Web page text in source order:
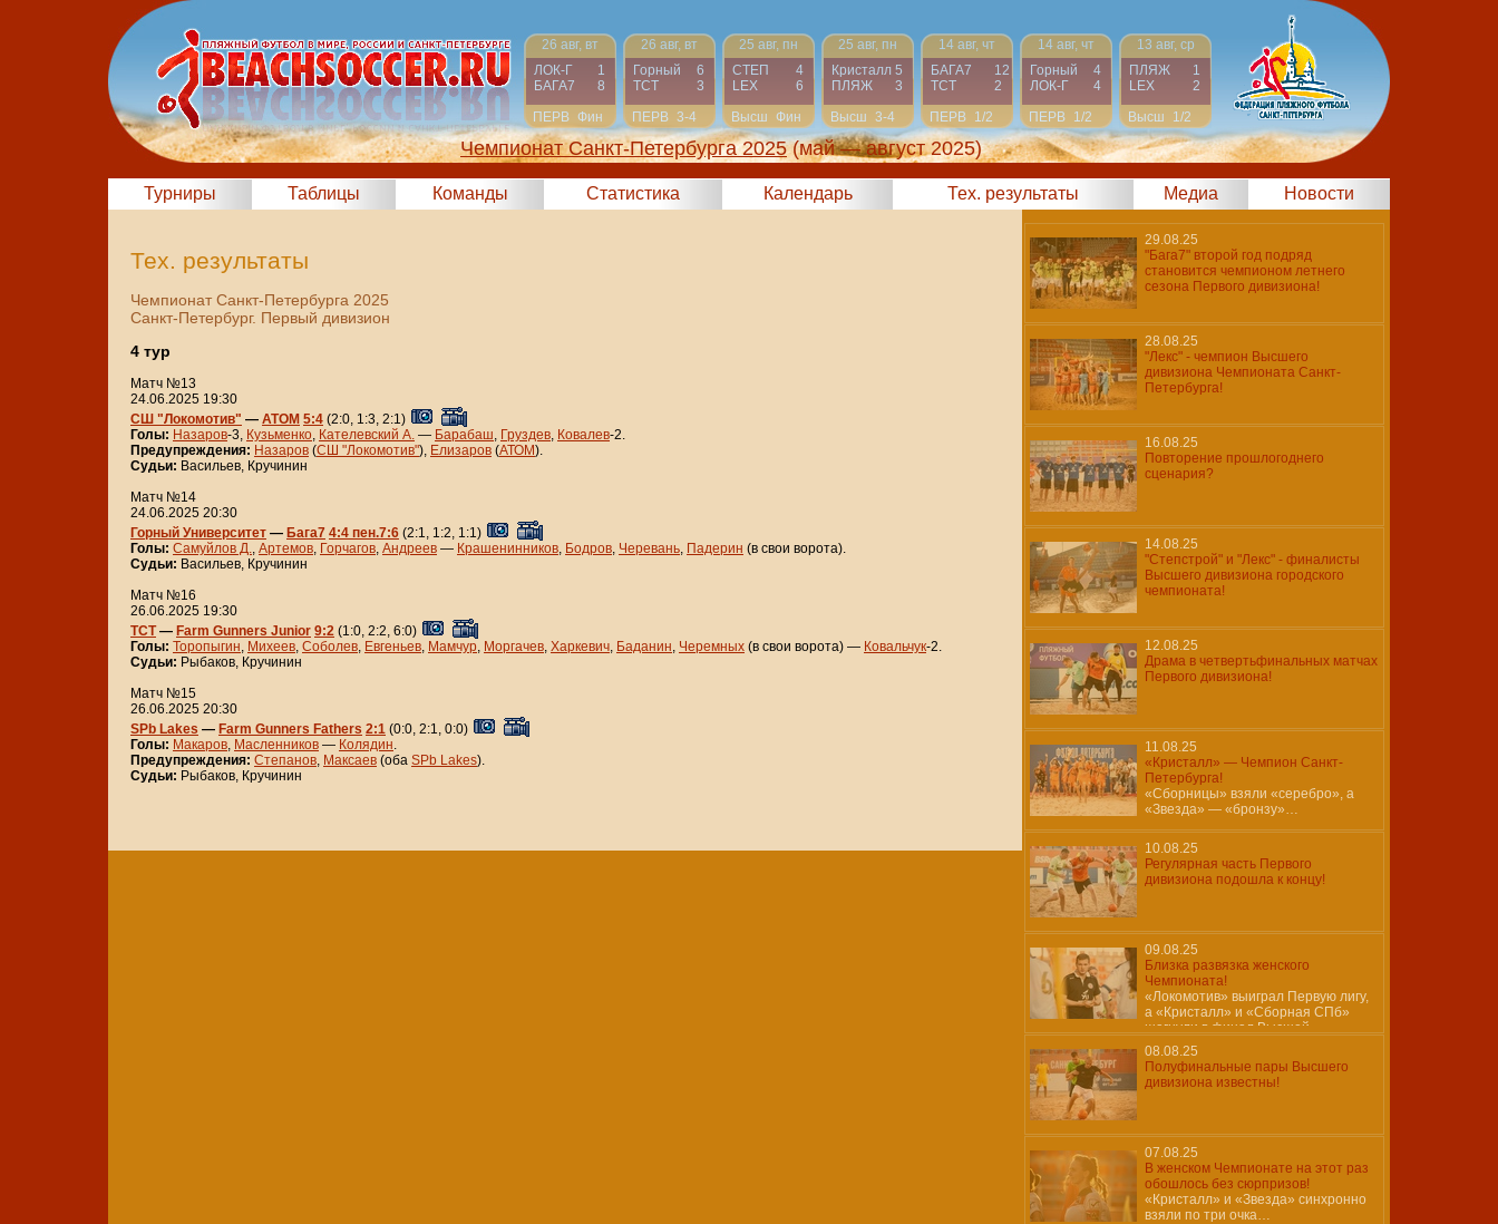
26 авг, вт
ЛОК-Г
1
БАГА7
8
ПЕРВ Фин
26 авг, вт
Горный
6
ТСТ
3
ПЕРВ 3-4
25 авг, пн
СТЕП
4
LEX
6
Высш Фин
25 авг, пн
Кристалл 5
ПЛЯЖ
3
Высш 3-4
14 авг, чт
БАГА7
12
ТСТ
2
ПЕРВ
1/2
14 авг, чт
Горный
4
ЛОК-Г
4
ПЕРВ
1/2
13 авг, ср
ПЛЯЖ
1
LEX
2
Высш
1/2
Чемпионат Санкт-Петербурга 2025 (май — август 2025)
Турниры Таблицы Команды Статистика Календарь Тех. результаты Медиа Новости
Тех. результаты
Чемпионат Санкт-Петербурга 2025
Санкт-Петербург. Первый дивизион
4 тур
Матч №13
24.06.2025 19:30
СШ "Локомотив" — АТОМ 5:4 (2:0, 1:3, 2:1)
Голы: Назаров-3, Кузьменко, Кателевский А. — Барабаш, Груздев, Ковалев-2.
Предупреждения: Назаров (СШ "Локомотив"), Елизаров (АТОМ).
Судьи: Васильев, Кручинин
Матч №14
24.06.2025 20:30
Горный Университет — Бага7 4:4 пен.7:6 (2:1, 1:2, 1:1)
Голы: Самуйлов Д., Артемов, Горчагов, Андреев — Крашенинников, Бодров, Черевань, Падерин (в свои ворота).
Судьи: Васильев, Кручинин
Матч №16
26.06.2025 19:30
ТСТ— Farm Gunners Junior 9:2 (1:0, 2:2, 6:0)
Голы: Торопыгин, Михеев, Соболев, Евгеньев, Мамчур, Моргачев, Харкевич, Баданин, Черемных (в свои ворота) — Ковальчук-2.
Судьи: Рыбаков, Кручинин
Матч №15
26.06.2025 20:30
SPb Lakes — Farm Gunners Fathers 2:1 (0:0, 2:1, 0:0)
Голы: Макаров, Масленников — Колядин.
Предупреждения: Степанов, Максаев (оба SPb Lakes).
Судьи: Рыбаков, Кручинин
29.08.25
"Бага7" второй год подряд
становится чемпионом летнего
сезона Первого дивизиона!
28.08.25
"Лекс" - чемпион Высшего
дивизиона Чемпионата Санкт-
Петербурга!
16.08.25
Повторение прошлогоднего
сценария?
14.08.25
"Степстрой" и "Лекс" - финалисты
Высшего дивизиона городского
чемпионата!
12.08.25
Драма в четвертьфинальных матчах
Первого дивизиона!
11.08.25
«Кристалл» — Чемпион Санкт-
Петербурга!
«Сборницы» взяли «серебро», а
«Звезда» — «бронзу»…
10.08.25
Регулярная часть Первого
дивизиона подошла к концу!
09.08.25
Близка развязка женского
Чемпионата!
«Локомотив» выиграл Первую лигу,
а «Кристалл» и «Сборная СПб»
шагнули в финал Высшей
08.08.25
Полуфинальные пары Высшего
дивизиона известны!
07.08.25
В женском Чемпионате на этот раз
обошлось без сюрпризов!
«Кристалл» и «Звезда» синхронно
взяли по три очка…